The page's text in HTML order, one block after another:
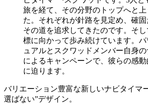
旅を経て、その分野のトップへと上
た。それぞれが針路を見定め、確
その道を追求してきたのです。そし
標に向かって歩み続けています。
ュアルとスクワッドメンバー自身
によるキャンペーンで、彼らの感
に迫ります。
バリエーション豊富な新しいナビタイマ
選ばない”デザイン。